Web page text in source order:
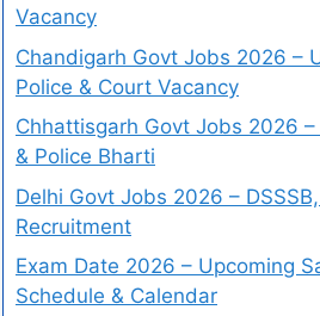
Vacancy
Chandigarh Govt Jobs 2026 –
Police & Court Vacancy
Chhattisgarh Govt Jobs 2026 –
& Police Bharti
Delhi Govt Jobs 2026 –
Recruitment
Exam Date 2026 – Upcoming
Schedule & Calendar